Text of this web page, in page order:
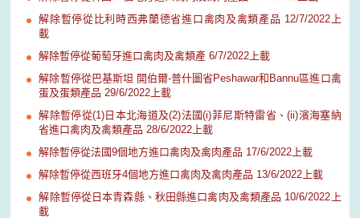
解除暫停從比利時西弗蘭德省進口禽肉及禽類產品 12/7/2022上
載
解除暫停從葡萄牙進口禽肉及禽類產 6/7/2022上載
解除暫停從巴基斯坦 開伯爾-普什圖省Peshawar和Bannu區進口禽
蛋及蛋類產品 29/6/2022上載
解除暫停從(1)日本北海道及(2)法國(i)菲尼斯特雷省、(ii)濱海塞納
省進口禽肉及禽類產品 28/6/2022上載
解除暫停從法國9個地方進口禽肉及禽肉產品 17/6/2022上載
解除暫停從西班牙4個地方進口禽肉及禽肉產品 13/6/2022上載
解除暫停從日本青森縣、秋田縣進口禽肉及禽類產品 10/6/2022上
載